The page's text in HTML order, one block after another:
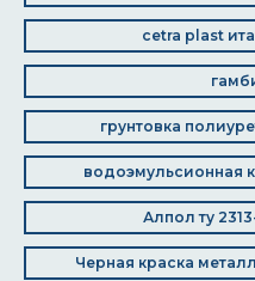
cetra plast
грунтовка
водоэмульсионная
Алпол ту
Черная краска